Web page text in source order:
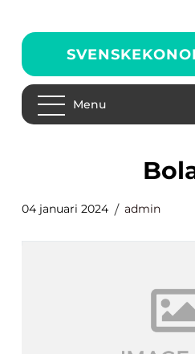
Menu
04 januari 2024 admin